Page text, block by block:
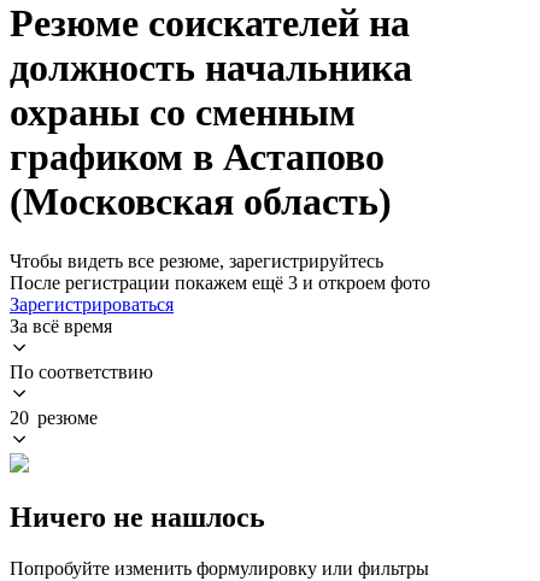
Резюме соискателей на
должность начальника
охраны со сменным
графиком в Астапово
(Московская область)
Чтобы видеть все резюме, зарегистрируйтесь
После регистрации покажем ещё 3 и откроем фото
Зарегистрироваться
За всё время
По соответствию
20 резюме
Ничего не нашлось
Попробуйте изменить формулировку или фильтры